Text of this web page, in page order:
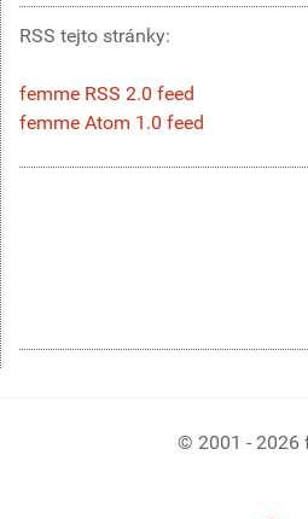
RSS tejto stránky:
femme RSS 2.0 feed
femme Atom 1.0 feed
© 2001 - 2026